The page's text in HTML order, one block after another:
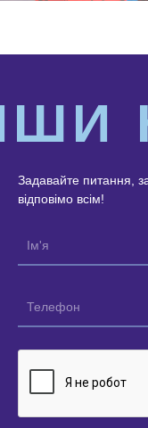
Задавайте питання,
відповімо всім!